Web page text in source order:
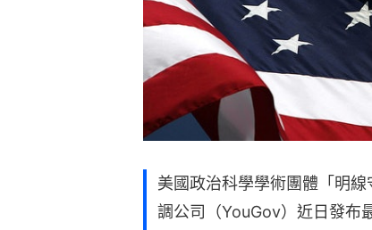
美國政治科學學術團體「明
調公司（YouGov）近日發布